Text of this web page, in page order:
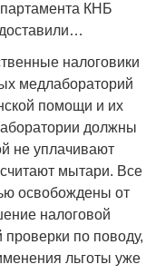
КНБ
налоговики
медлабораторий
помощи и их
должны
не уплачивают
мытари. Все
освобождены от
налоговой
по поводу,
льготы уже